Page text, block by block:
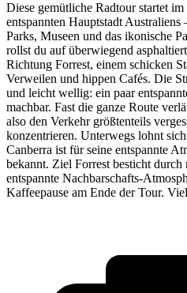
Diese gemütliche Radtour startet
entspannten Hauptstadt
Parks, Museen und das ikonische
rollst du auf überwiegend
Richtung Forrest, einem schicken
Verweilen und hippen Cafés. Die
und leicht wellig: ein paar
machbar. Fast die ganze Route
also den Verkehr größtenteils
konzentrieren. Unterwegs lohnt
Canberra ist für seine entspannte
bekannt. Ziel Forrest besticht
entspannte Nachbarschafts-
Kaffeepause am Ende der Tour.